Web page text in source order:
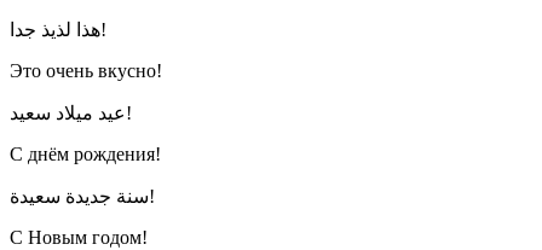
هذا لذيذ جدا!
Это очень вкусно!
عيد ميلاد سعيد!
С днём рождения!
سنة جديدة سعيدة!
С Новым годом!